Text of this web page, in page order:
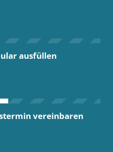
ausfüllen
vereinbaren